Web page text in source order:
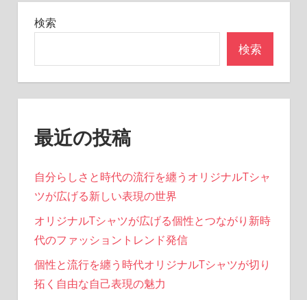
シ
ン
検索
検索
最近の投稿
自分らしさと時代の流行を纏うオリジナルTシャ
ツが広げる新しい表現の世界
オリジナルTシャツが広げる個性とつながり新時
代のファッショントレンド発信
個性と流行を纏う時代オリジナルTシャツが切り
拓く自由な自己表現の魅力